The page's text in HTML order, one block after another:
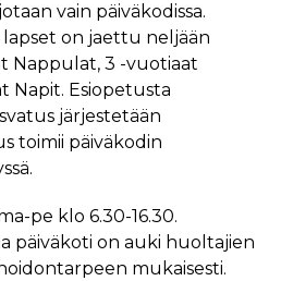
vain päiväkodissa.
lapset on jaettu neljään
Nappulat, 3 -vuotiaat
Napit. Esiopetusta
järjestetään
toimii päiväkodin
pe klo 6.30-16.30.
päiväkoti on auki huoltajien
mukaisesti.